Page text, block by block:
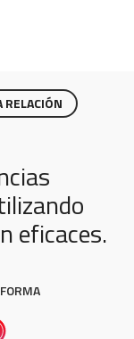
RELACIÓN
eficaces.